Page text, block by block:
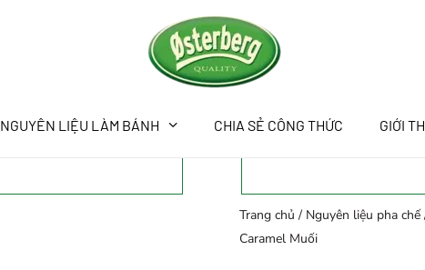
NGUYÊN LIỆU LÀM BÁNH CHIA SẺ CÔNG THỨC GIỚI
Trang chủ / Nguyên liệu pha chế
Caramel Muối